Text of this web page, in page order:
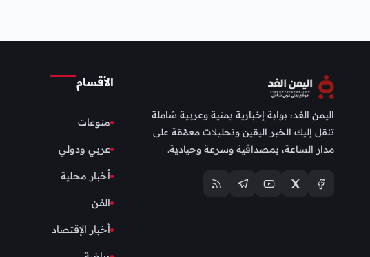
اليمن الغد، بوابة إخبارية يمنية وعربية شاملة
تنقل إليك الخبر اليقين وتحليلات معمّقة على
مدار الساعة، بمصداقية وسرعة وحيادية.
الأقسام
منوعات
عربي ودولي
أخبار محلية
الفن
أخبار الإقتصاد